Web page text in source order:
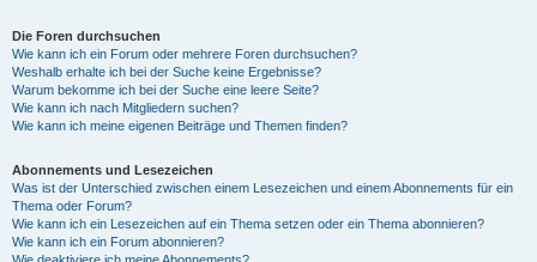
Die Foren durchsuchen
Wie kann ich ein Forum oder mehrere Foren durchsuchen?
Weshalb erhalte ich bei der Suche keine Ergebnisse?
Warum bekomme ich bei der Suche eine leere Seite?
Wie kann ich nach Mitgliedern suchen?
Wie kann ich meine eigenen Beiträge und Themen finden?
Abonnements und Lesezeichen
Was ist der Unterschied zwischen einem Lesezeichen und einem Abonnements für ein
Thema oder Forum?
Wie kann ich ein Lesezeichen auf ein Thema setzen oder ein Thema abonnieren?
Wie kann ich ein Forum abonnieren?